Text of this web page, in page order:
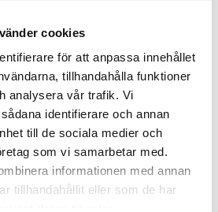
cookies
för att anpassa innehållet
tillhandahålla funktioner
analysera vår trafik. Vi
identifierare och annan
till de sociala medier och
som vi samarbetar med.
informationen med annan
tillhandahållit eller som de har
med allt mer specifika krav på
svetsbarhet, härdbarhet,
ytbehandlingsbarhet. För
och pressbarhet
material skall uppfylla